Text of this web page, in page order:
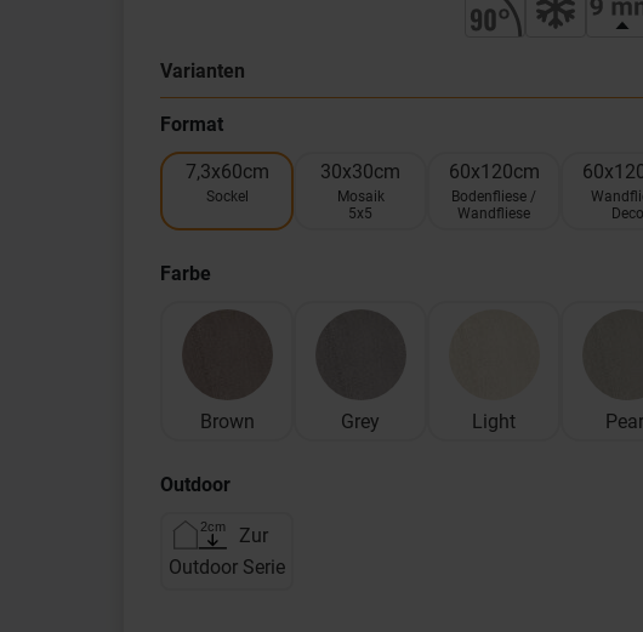
Varianten
Format
7,3x60cm
Sockel
30x30cm
Mosaik
5x5
60x120cm
Bodenfliese /
Wandfliese
Deco
Farbe
Brown Grey Light
Outdoor
Zur
Outdoor Serie